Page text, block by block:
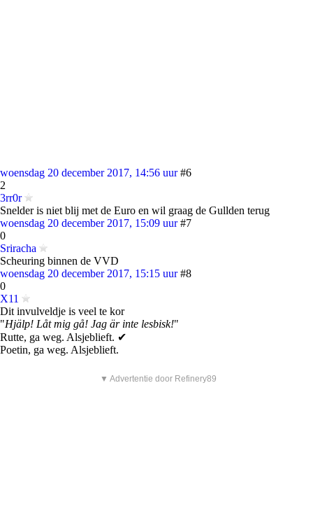
woensdag 20 december 2017, 14:56 uur #6
2
3rr0r
Snelder is niet blij met de Euro en wil graag de Gullden terug
woensdag 20 december 2017, 15:09 uur #7
0
Sriracha
Scheuring binnen de VVD
woensdag 20 december 2017, 15:15 uur #8
0
X11
Dit invulveldje is veel te kor
"Hjälp! Låt mig gå! Jag är inte lesbisk!"
Rutte, ga weg. Alsjeblieft. ✔
Poetin, ga weg. Alsjeblieft.
▼ Advertentie door Refinery89